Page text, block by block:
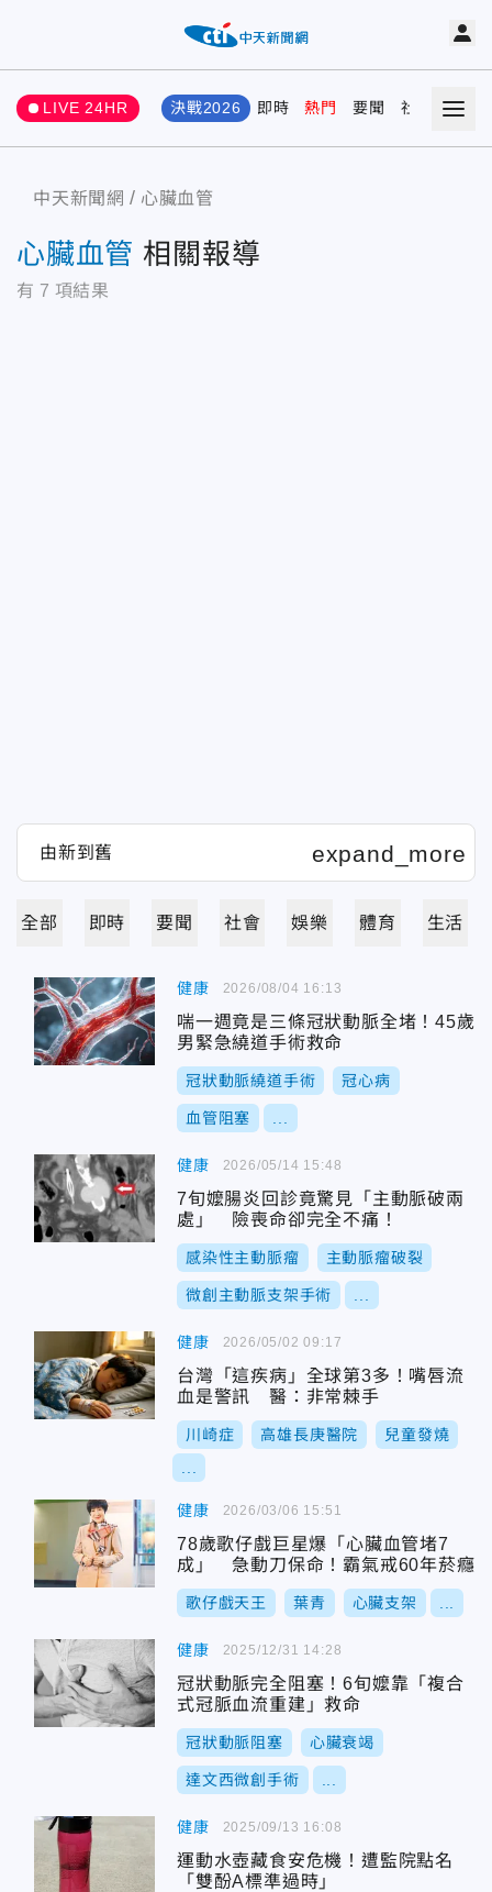
LIVE 24HR 決戰2026 即時 熱門 要聞 社會 娛樂
中天新聞網 心臟血管
心臟血管 相關報導
有 7 項結果
全部 即時 要聞 社會 娛樂 體育 生活
健康
喘一週竟是三條冠狀動脈全堵！45歲
男緊急繞道手術救命
冠狀動脈繞道手術 冠心病
血管阻塞
2026/08/04 16:13
健康
7旬嬤腸炎回診竟驚見「主動脈破兩
處」 險喪命卻完全不痛！
感染性主動脈瘤 主動脈瘤破裂
微創主動脈支架手術
2026/05/14 15:48
健康
台灣「這疾病」全球第3多！嘴唇流
血是警訊 醫：非常棘手
川崎症 高雄長庚醫院 兒童發燒
2026/05/02 09:17
健康
78歲歌仔戲巨星爆「心臟血管堵7
成」 急動刀保命！霸氣戒60年菸癮
歌仔戲天王 葉青 心臟支架
2026/03/06 15:51
健康
冠狀動脈完全阻塞！6旬嬤靠「複合
式冠脈血流重建」救命
冠狀動脈阻塞 心臟衰竭
達文西微創手術
2025/12/31 14:28
健康
運動水壺藏食安危機！遭監院點名
「雙酚A標準過時」
2025/09/13 16:08